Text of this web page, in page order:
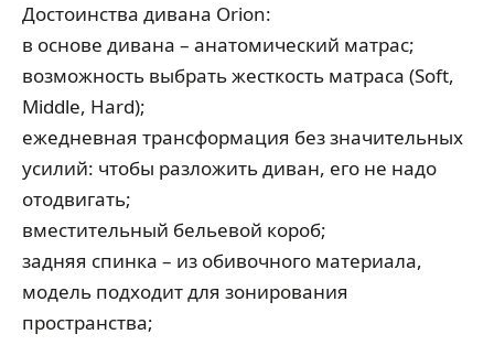
Достоинства дивана Orion:
в основе дивана – анатомический матрас;
возможность выбрать жесткость матраса (Soft,
Middle, Hard);
ежедневная трансформация без значительных
усилий: чтобы разложить диван, его не надо
отодвигать;
вместительный бельевой короб;
задняя спинка – из обивочного материала,
модель подходит для зонирования
пространства;